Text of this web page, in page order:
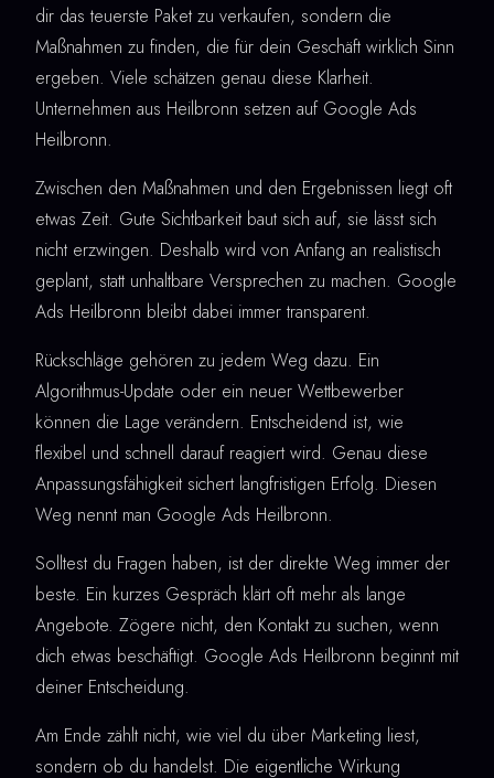
dir das teuerste Paket zu verkaufen, sondern die
Maßnahmen zu finden, die für dein Geschäft wirklich Sinn
ergeben. Viele schätzen genau diese Klarheit.
Unternehmen aus Heilbronn setzen auf Google Ads
Heilbronn.
Zwischen den Maßnahmen und den Ergebnissen liegt oft
etwas Zeit. Gute Sichtbarkeit baut sich auf, sie lässt sich
nicht erzwingen. Deshalb wird von Anfang an realistisch
geplant, statt unhaltbare Versprechen zu machen. Google
Ads Heilbronn bleibt dabei immer transparent.
Rückschläge gehören zu jedem Weg dazu. Ein
Algorithmus-Update oder ein neuer Wettbewerber
können die Lage verändern. Entscheidend ist, wie
flexibel und schnell darauf reagiert wird. Genau diese
Anpassungsfähigkeit sichert langfristigen Erfolg. Diesen
Weg nennt man Google Ads Heilbronn.
Solltest du Fragen haben, ist der direkte Weg immer der
beste. Ein kurzes Gespräch klärt oft mehr als lange
Angebote. Zögere nicht, den Kontakt zu suchen, wenn
dich etwas beschäftigt. Google Ads Heilbronn beginnt mit
deiner Entscheidung.
Am Ende zählt nicht, wie viel du über Marketing liest,
sondern ob du handelst. Die eigentliche Wirkung